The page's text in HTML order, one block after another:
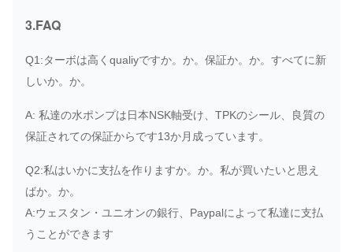
NACHI
4515H
プ
NACHI
40P-16G5-
4191B
16G5-4191B
ポン
NACHI
PVD-2B-
4597J
PVD-2B-
4597J
HYD
プ
PVD-3B-
3.FAQ
Q1:ターボは高くqualiyですか。か。保証か。か。すべてに新
しいか。か。
A: 私達の水ポンプは日本NSK軸受け、TPKのシール、良質の
保証されての保証からです13か月成っています。
Q2:私はいかに支払を作りますか。か。私が買いたいと思え
ばか。か。
A:ウェスタン・ユニオンの銀行、Paypalによって私達に支払
うことができます